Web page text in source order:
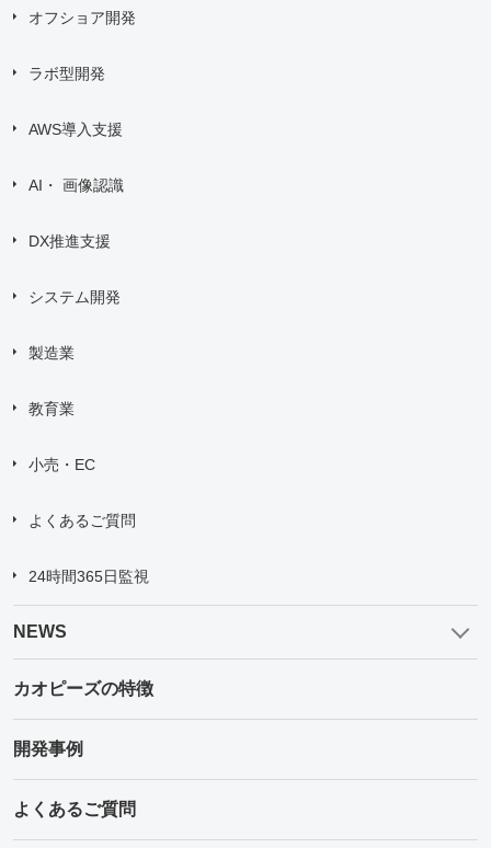
オフショア開発
ラボ型開発
AWS導入支援
AI・ 画像認識
DX推進支援
システム開発
製造業
教育業
小売・EC
よくあるご質問
24時間365日監視
NEWS
カオピーズの特徴
開発事例
よくあるご質問